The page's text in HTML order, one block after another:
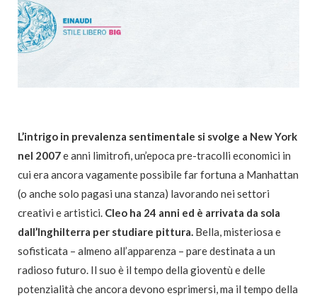
L’intrigo in prevalenza sentimentale si svolge a New York
nel 2007e anni limitrofi, un’epoca pre-tracolli economici in
cui era ancora vagamente possibile far fortuna a Manhattan
(o anche solo pagasi una stanza) lavorando nei settori
creativi e artistici. Cleo ha 24 anni ed è arrivata da sola
dall’Inghilterra per studiare pittura. Bella, misteriosa e
sofisticata – almeno all’apparenza – pare destinata a un
radioso futuro. Il suo è il tempo della gioventù e delle
potenzialità che ancora devono esprimersi, ma il tempo della